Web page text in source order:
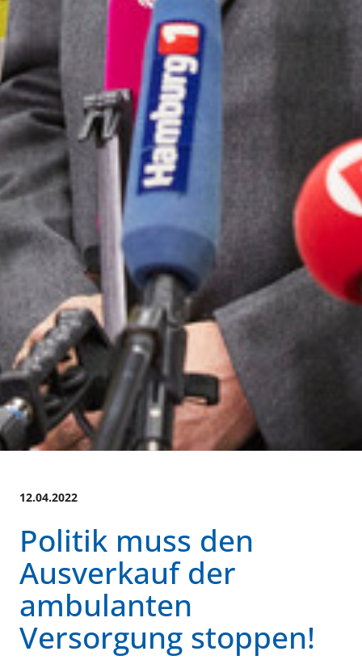
12.04.2022
Politik muss den
Ausverkauf der
ambulanten
Versorgung stoppen!